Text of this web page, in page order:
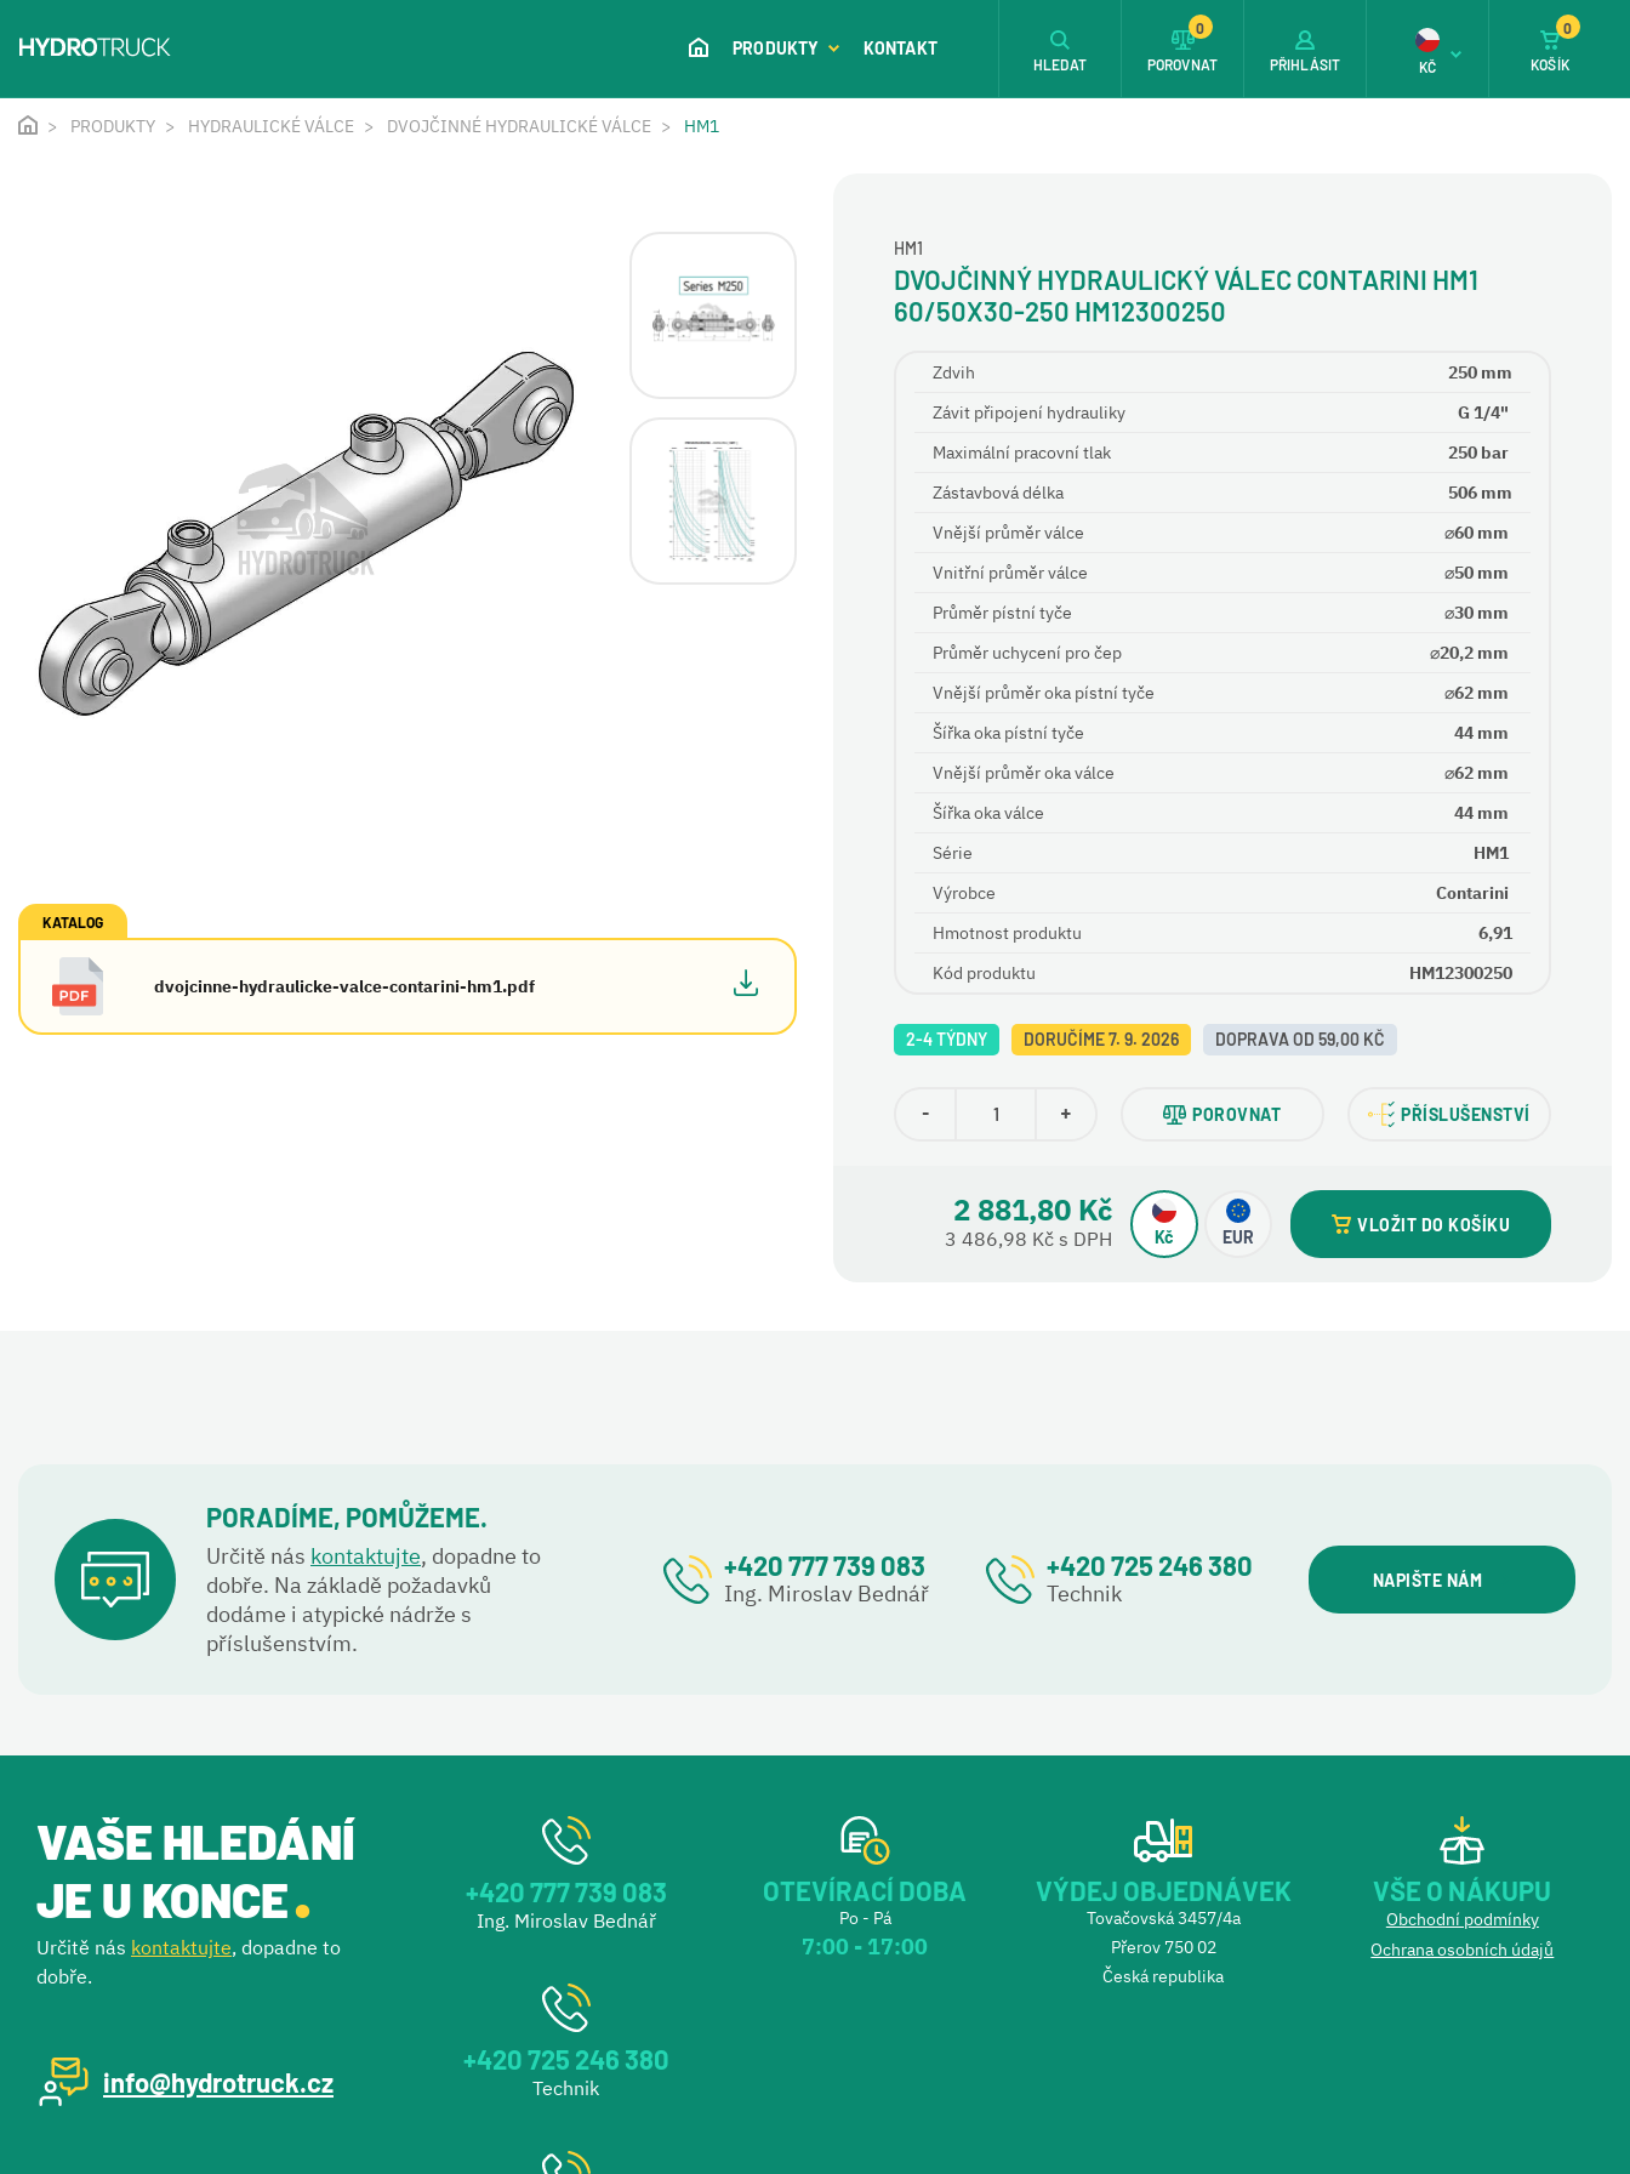
PRODUKTY KONTAKT
HLEDAT POROVNAT
0
PŘIHLÁSIT KČ KOŠÍK
0
PRODUKTY HYDRAULICKÉ VÁLCE DVOJČINNÉ HYDRAULICKÉ VÁLCE HM1
KATALOG
dvojcinne-hydraulicke-valce-contarini-hm1.pdf
HM1
DVOJČINNÝ HYDRAULICKÝ VÁLEC CONTARINI HM1
60/50X30-250 HM12300250
Zdvih
250 mm
Závit připojení hydrauliky
G 1/4"
Maximální pracovní tlak
250 bar
Zástavbová délka
506 mm
Vnější průměr válce
⌀60 mm
Vnitřní průměr válce
⌀50 mm
Průměr pístní tyče
⌀30 mm
Průměr uchycení pro čep
⌀20,2 mm
Vnější průměr oka pístní tyče
⌀62 mm
Šířka oka pístní tyče
44 mm
Vnější průměr oka válce
⌀62 mm
Šířka oka válce
44 mm
Série
HM1
Výrobce
Contarini
Hmotnost produktu
6,91
Kód produktu
HM12300250
2-4 TÝDNY DORUČÍME 7. 9. 2026 DOPRAVA OD 59,00 KČ
- + POROVNAT PŘÍSLUŠENSTVÍ
2 881,80 Kč
3 486,98 Kč s DPH Kč EUR
VLOŽIT DO KOŠÍKU
PORADÍME, POMŮŽEME.
Určitě nás kontaktujte, dopadne to
dobře. Na základě požadavků
dodáme i atypické nádrže s
příslušenstvím.
+420 777 739 083
Ing. Miroslav Bednář
+420 725 246 380
Technik NAPIŠTE NÁM
VAŠE HLEDÁNÍ
JE U KONCE.
Určitě nás kontaktujte, dopadne to
dobře.
info@hydrotruck.cz
+420 777 739 083
Ing. Miroslav Bednář
+420 725 246 380
Technik
OTEVÍRACÍ DOBA
Po - Pá
7:00 - 17:00
VÝDEJ OBJEDNÁVEK
Tovačovská 3457/4a
Přerov 750 02
Česká republika
VŠE O NÁKUPU
Obchodní podmínky
Ochrana osobních údajů